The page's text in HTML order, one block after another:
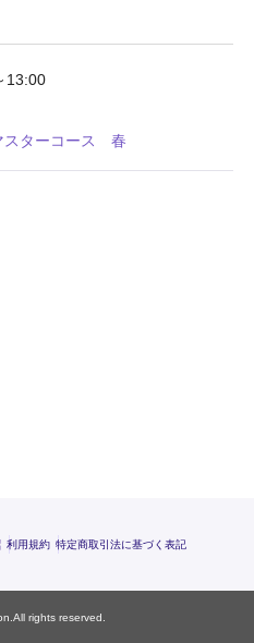
13:00
スターコース 春
利用規約 特定商取引法に基づく表記
rights reserved.